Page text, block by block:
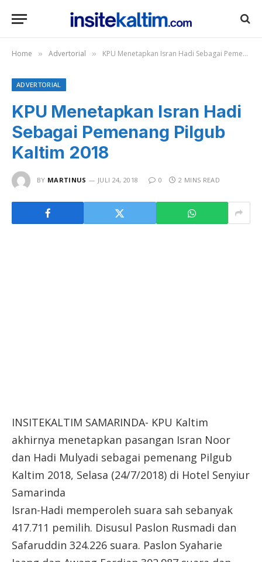
Home » Advertorial » KPU Menetapkan Isran Hadi Sebagai Pemenang Pilgub Kaltim 2018
ADVERTORIAL
KPU Menetapkan Isran Hadi
Sebagai Pemenang Pilgub
Kaltim 2018
BY MARTINUS JULI 24, 2018 0 2 MINS READ
INSITEKALTIM SAMARINDA- KPU Kaltim
akhirnya menetapkan pasangan Isran Noor
dan Hadi Mulyadi sebagai pemenang Pilgub
Kaltim 2018, Selasa (24/7/2018) di Hotel Senyiur
Samarinda
Isran-Hadi memperoleh suara sah sebanyak
417.711 pemilih. Disusul Paslon Rusmadi dan
Safaruddin 324.226 suara. Paslon Syaharie